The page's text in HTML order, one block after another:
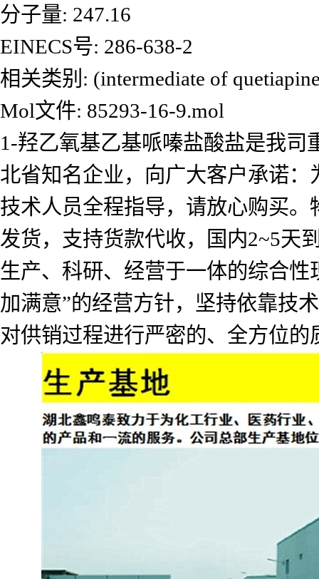
分子量: 247.16
EINECS号: 286-638-2
相关类别: (intermediate of
Mol文件: 85293-16-9.mol
1-羟乙氧基乙基哌嗪盐酸盐是我
北省知名企业，向广大客户承诺
技术人员全程指导，请放心购买
发货，支持货款代收，国内2~5天
生产、科研、经营于一体的综合
加满意”的经营方针，坚持依靠技
对供销过程进行严密的、全方位